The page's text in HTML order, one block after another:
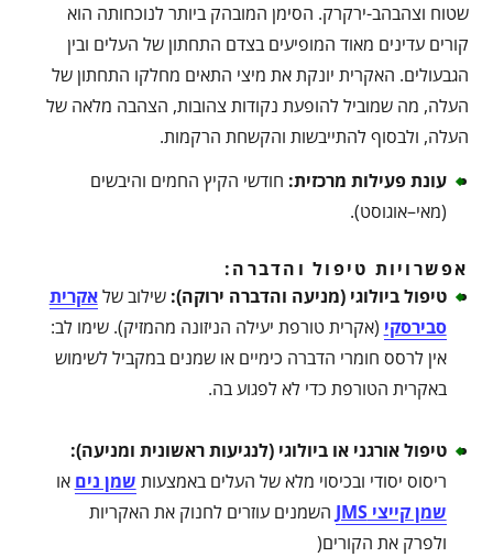
שטוח וצהבהב-ירקרק. הסימן המובהק ביותר לנוכחותה הוא
קורים עדינים מאוד המופיעים בצדם התחתון של העלים ובין
הגבעולים. האקרית יונקת את מיצי התאים מחלקו התחתון של
העלה, מה שמוביל להופעת נקודות צהובות, הצהבה מלאה של
העלה, ולבסוף להתייבשות והקשחת הרקמות.
עונת פעילות מרכזית: חודשי הקיץ החמים והיבשים
(מאי–אוגוסט).
אפשרויות טיפול והדברה:
טיפול ביולוגי (מניעה והדברה ירוקה): שילוב שלאקרית
סבירסקי (אקרית טורפת יעילה הניזונה מהמזיק). שימו לב:
אין לרסס חומרי הדברה כימיים או שמנים במקביל לשימוש
באקרית הטורפת כדי לא לפגוע בה.
טיפול אורגני או ביולוגי (לנגיעות ראשונית ומניעה):
ריסוס יסודי ובכיסוי מלא של העלים באמצעות שמן נים או
שמן קייצי JMS
השמנים עוזרים לחנוק את האקריות
ולפרק את הקורים(